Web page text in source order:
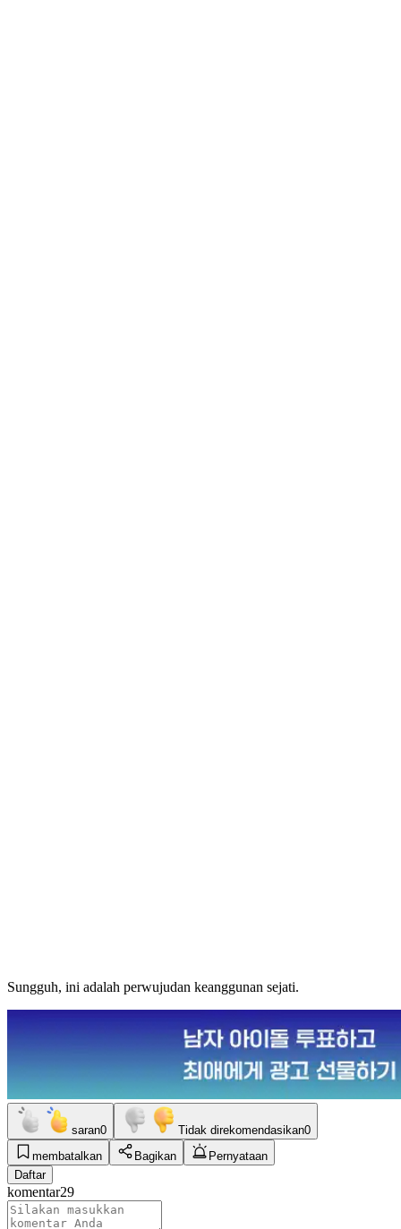
Sungguh, ini adalah perwujudan keanggunan sejati.
saran0 Tidak direkomendasikan0
membatalkan
Bagikan
Pernyataan
Daftar
komentar29